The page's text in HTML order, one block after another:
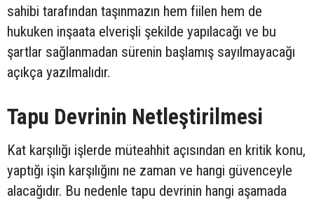
sahibi tarafından taşınmazın hem fiilen hem de
hukuken inşaata elverişli şekilde yapılacağı ve bu
şartlar sağlanmadan sürenin başlamış sayılmayacağı
açıkça yazılmalıdır.
Tapu Devrinin Netleştirilmesi
Kat karşılığı işlerde müteahhit açısından en kritik konu,
yaptığı işin karşılığını ne zaman ve hangi güvenceyle
alacağıdır. Bu nedenle tapu devrinin hangi aşamada